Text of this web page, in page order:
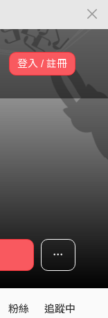
登入 / 註冊
粉絲 追蹤中